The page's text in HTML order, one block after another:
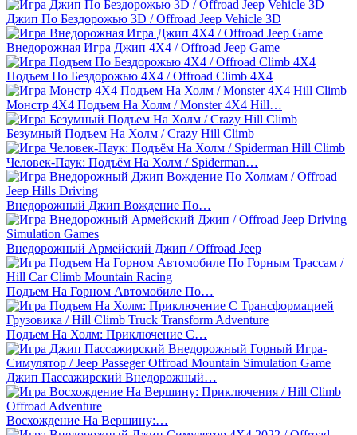
Джип По Бездорожью 3D / Offroad Jeep Vehicle 3D
Внедорожная Игра Джип 4X4 / Offroad Jeep Game
Подъем По Бездорожью 4X4 / Offroad Climb 4X4
Монстр 4X4 Подъем На Холм / Monster 4X4 Hill…
Безумный Подъем На Холм / Crazy Hill Climb
Человек-Паук: Подъём На Холм / Spiderman…
Внедорожный Джип Вождение По…
Внедорожный Армейский Джип / Offroad Jeep
Подъем На Горном Автомобиле По…
Подъем На Холм: Приключение С…
Джип Пассажирский Внедорожный…
Восхождение На Вершину:…